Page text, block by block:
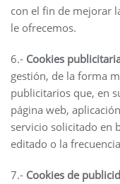
con el fin de mejorar
le ofrecemos.
6.- Cookies
gestión, de la forma
publicitarios que, en
página web,
servicio solicitado en
editado o la
7.- Cookies de